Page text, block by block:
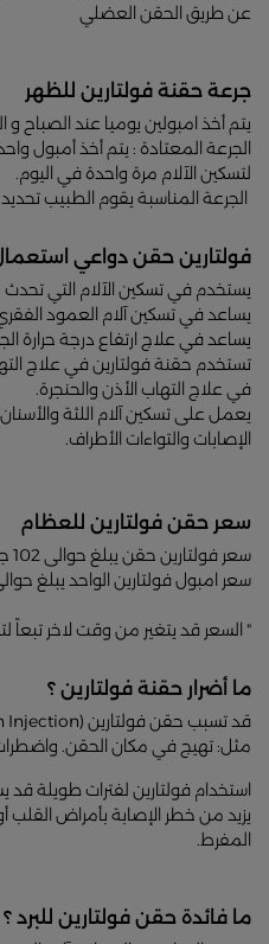
عن طريق الحقن العضلي
جرعة حقنة فولتارين للظهر
يتم أخذ امبولين يوميا عند الصباح و
الجرعة المعتادة : يتم أخذ أمبول
لتسكين الآلام مرة واحدة في اليوم.
الجرعة المناسبة يقوم الطبيب
فولتارين حقن دواعي
يستخدم في تسكين الآلام التي تحدث
يساعد في تسكين آلام العمود
يساعد في علاج ارتفاع درجة حرارة
تستخدم حقنة فولتارين في علاج
في علاج التهاب الأذن والحنجرة.
يعمل على تسكين آلام اللثة
الإصابات والتواءات الأطراف.
سعر حقن فولتارين للعظام
سعر امبول فولتارين الواحد يبلغ حوالى 17
" السعر قد يتغير من وقت لاخر تبعاً
ما أضرار حقنة فولتارين ؟
مثل: تهيج في مكان الحقن.
استخدام فولتارين لفترات طويلة
يزيد من خطر الإصابة بأمراض القلب
المفرط.
ما فائدة حقن فولتارين للبرد ؟